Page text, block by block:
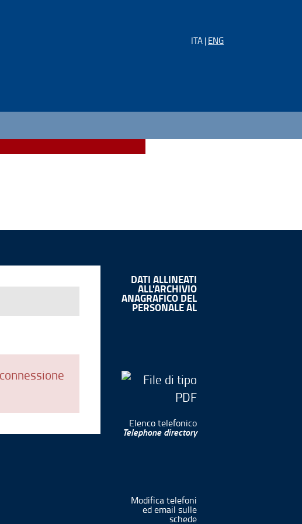
ITA |ENG
DATI ALLINEATI
ALL'ARCHIVIO
ANAGRAFICO DEL
PERSONALE AL
Elenco telefonico
Telephone directory
Modifica telefoni
ed email sulle
schede